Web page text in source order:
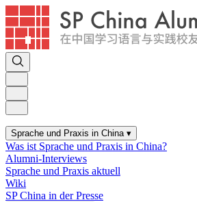
Sprache und Praxis in China ▾
Was ist Sprache und Praxis in China?
Alumni-Interviews
Sprache und Praxis aktuell
Wiki
SP China in der Presse